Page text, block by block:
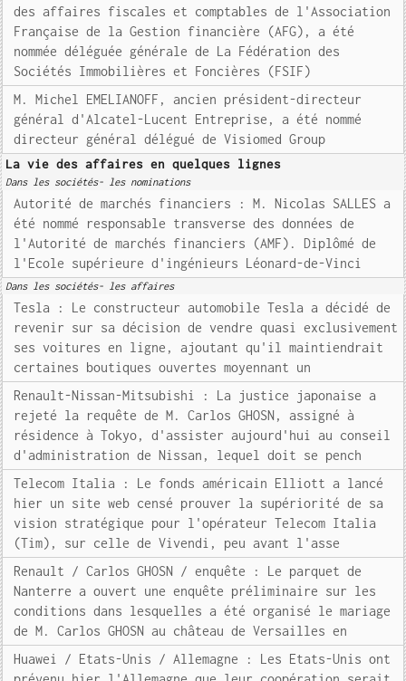
des affaires fiscales et comptables de l'Association
Française de la Gestion financière (AFG), a été
nommée déléguée générale de La Fédération des
Sociétés Immobilières et Foncières (FSIF)
M. Michel EMELIANOFF, ancien président-directeur
général d'Alcatel-Lucent Entreprise, a été nommé
directeur général délégué de Visiomed Group
La vie des affaires en quelques lignes
Dans les sociétés- les nominations
Autorité de marchés financiers : M. Nicolas SALLES a
été nommé responsable transverse des données de
l'Autorité de marchés financiers (AMF). Diplômé de
l'Ecole supérieure d'ingénieurs Léonard-de-Vinci
Dans les sociétés- les affaires
Tesla : Le constructeur automobile Tesla a décidé de
revenir sur sa décision de vendre quasi exclusivement
ses voitures en ligne, ajoutant qu'il maintiendrait
certaines boutiques ouvertes moyennant un
Renault-Nissan-Mitsubishi : La justice japonaise a
rejeté la requête de M. Carlos GHOSN, assigné à
résidence à Tokyo, d'assister aujourd'hui au conseil
d'administration de Nissan, lequel doit se pench
Telecom Italia : Le fonds américain Elliott a lancé
hier un site web censé prouver la supériorité de sa
vision stratégique pour l'opérateur Telecom Italia
(Tim), sur celle de Vivendi, peu avant l'asse
Renault / Carlos GHOSN / enquête : Le parquet de
Nanterre a ouvert une enquête préliminaire sur les
conditions dans lesquelles a été organisé le mariage
de M. Carlos GHOSN au château de Versailles en
Huawei / Etats-Unis / Allemagne : Les Etats-Unis ont